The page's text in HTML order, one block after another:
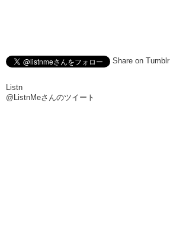
Share on Tumblr
Listn
@ListnMeさんのツイート